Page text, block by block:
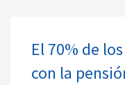
El 70% de
con la